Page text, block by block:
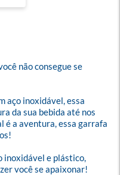
não consegue se
aço inoxidável, essa
da sua bebida até nos
é a aventura, essa garrafa
inoxidável e plástico,
você se apaixonar!